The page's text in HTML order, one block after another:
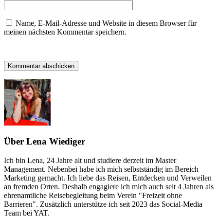
Name, E-Mail-Adresse und Website in diesem Browser für
meinen nächsten Kommentar speichern.
Über Lena Wiediger
Ich bin Lena, 24 Jahre alt und studiere derzeit im Master
Management. Nebenbei habe ich mich selbstständig im Bereich
Marketing gemacht. Ich liebe das Reisen, Entdecken und Verweilen
an fremden Orten. Deshalb engagiere ich mich auch seit 4 Jahren als
ehrenamtliche Reisebegleitung beim Verein "Freizeit ohne
Barrieren". Zusätzlich unterstütze ich seit 2023 das Social-Media
Team bei YAT.